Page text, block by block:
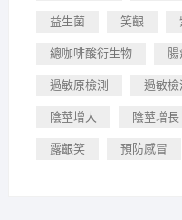
益生菌 笑齦
總咖啡酸衍生物
過敏原檢測 過敏檢
陰莖增大 陰莖增長
露齦笑 預防感冒